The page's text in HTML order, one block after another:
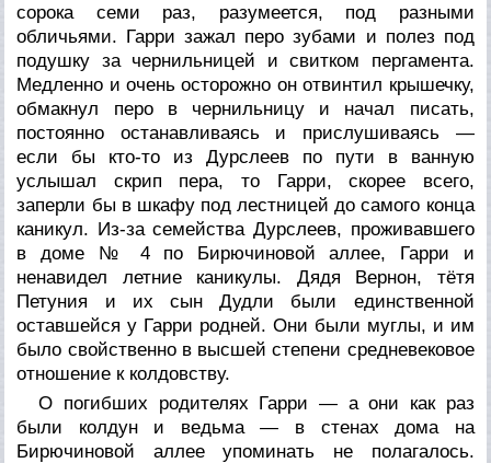
сорока семи раз, разумеется, под разными
обличьями. Гарри зажал перо зубами и полез под
подушку за чернильницей и свитком пергамента.
Медленно и очень осторожно он отвинтил крышечку,
обмакнул перо в чернильницу и начал писать,
постоянно останавливаясь и прислушиваясь —
если бы кто-то из Дурслеев по пути в ванную
услышал скрип пера, то Гарри, скорее всего,
заперли бы в шкафу под лестницей до самого конца
каникул. Из-за семейства Дурслеев, проживавшего
в доме № 4 по Бирючиновой аллее, Гарри и
ненавидел летние каникулы. Дядя Вернон, тётя
Петуния и их сын Дудли были единственной
оставшейся у Гарри родней. Они были муглы, и им
было свойственно в высшей степени средневековое
отношение к колдовству.
О погибших родителях Гарри — а они как раз
были колдун и ведьма — в стенах дома на
Бирючиновой аллее упоминать не полагалось.